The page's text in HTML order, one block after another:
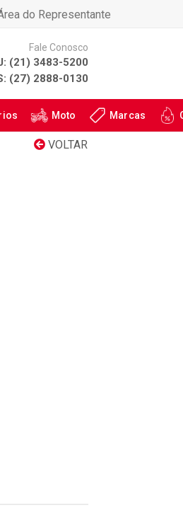
do Representante
Fale Conosco
(21) 3483-5200
(27) 2888-0130
Moto Marcas
VOLTAR